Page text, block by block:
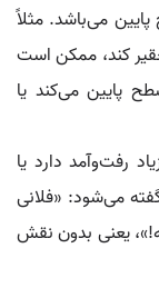
می‌باشد. مثلاً
کند، ممکن است
پایین می‌کند یا
رفت‌وآمد دارد یا
می‌شود: «فلانی
یعنی بدون نقش